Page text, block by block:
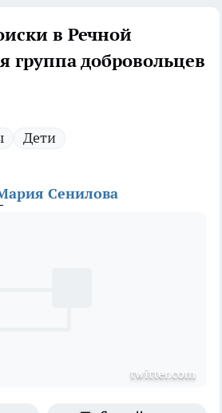
в Речной
группа добровольцев
Дети
Сенилова
twitter.com